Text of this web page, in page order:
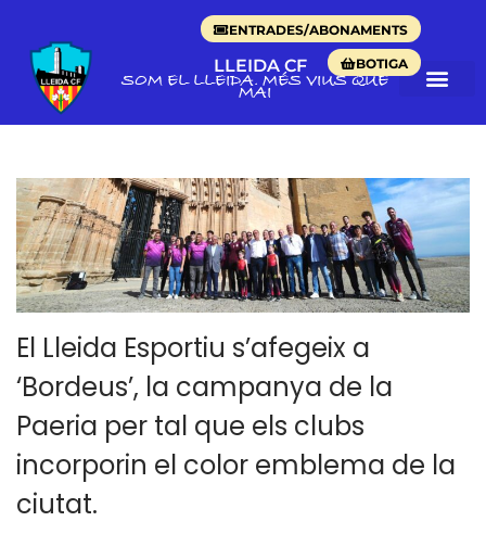
ENTRADES/ABONAMENTS
BOTIGA
LLEIDA CF
SOM EL LLEIDA. MÉS VIUS QUE
MAI
El Lleida Esportiu s’afegeix a
‘Bordeus’, la campanya de la
Paeria per tal que els clubs
incorporin el color emblema de la
ciutat.